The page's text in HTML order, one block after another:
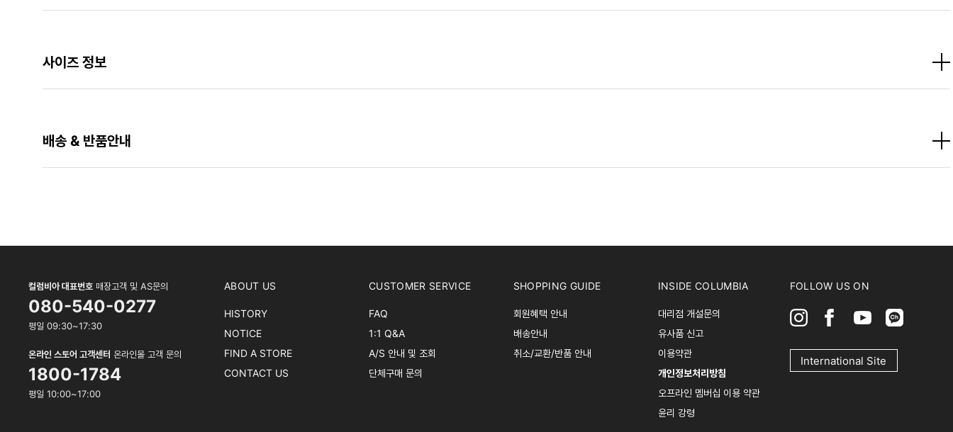
사이즈 정보
배송 & 반품안내
컬럼비아 대표번호 매장고객 및 AS문의
080-540-0277
평일 09:30~17:30
온라인 스토어 고객센터 온라인몰 고객 문의
1800-1784
평일 10:00~17:00
ABOUT US
HISTORY
NOTICE
FIND A STORE
CONTACT US
CUSTOMER SERVICE
FAQ
1:1 Q&A
A/S 안내 및 조회
단체구매 문의
SHOPPING GUIDE
회원혜택 안내
배송안내
취소/교환/반품 안내
INSIDE COLUMBIA
대리점 개설문의
유사품 신고
이용약관
개인정보처리방침
오프라인 멤버십 이용 약관
윤리 강령
FOLLOW US ON
International Site